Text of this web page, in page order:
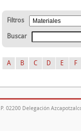
Filtros
Buscar
A B C D E F
02200 Delegación